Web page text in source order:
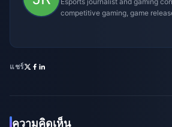
competitive gaming, game
แชร์
ความคิดเห็น